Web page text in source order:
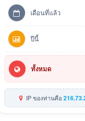
เดือนที่แล้ว
ปีนี้
ทั้งหมด
IP ของท่านคือ